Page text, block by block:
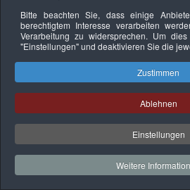
Datenschutzerklärung
Copyright © 2026.
Sachverständiger und
Bitte beachten Sie, dass einige
berechtigtem Interesse verarbeiten
Verarbeitung zu widersprechen. Um
"Einstellungen"und deaktivieren Sie die
Zustimmen
Ablehnen
Einstellungen
Weitere